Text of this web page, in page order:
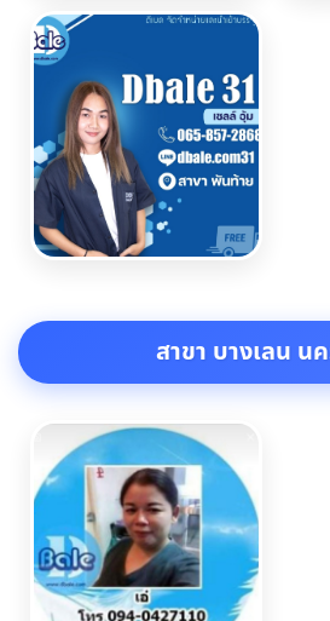
สาขา บางเลน น